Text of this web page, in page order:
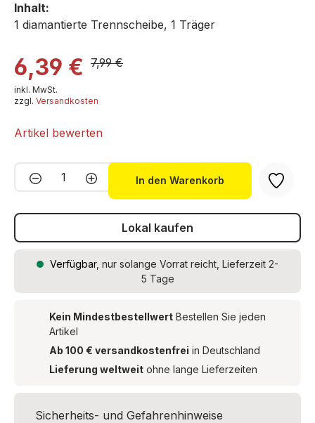
Inhalt:
1 diamantierte Trennscheibe, 1 Träger
6,39 € 7,99 €
inkl. MwSt.
zzgl. Versandkosten
Artikel bewerten
Produkt Anzahl: Gib den
In den Warenkorb
Lokal kaufen
Verfügbar, nur solange Vorrat reicht, Lieferzeit 2-
5 Tage
Kein Mindestbestellwert Bestellen Sie jeden
Artikel
Ab 100 € versandkostenfrei in Deutschland
Lieferung weltweit ohne lange Lieferzeiten
Sicherheits- und Gefahrenhinweise